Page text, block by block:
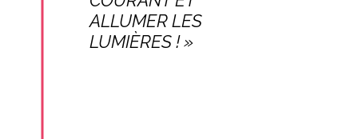
ALLUMER LES
LUMIÈRES ! »